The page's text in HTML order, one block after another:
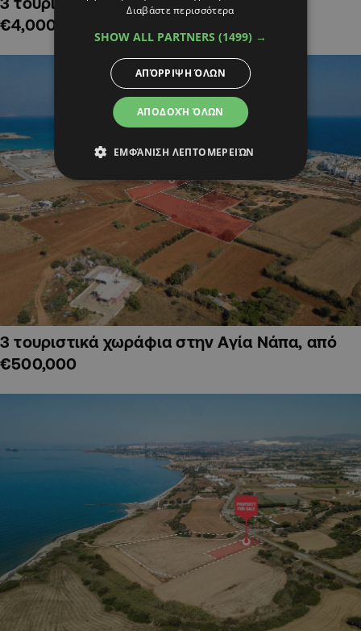
€4,000,000
3 τουριστικά χωράφια στην Αγία Νάπα, από
€500,000
Διαβάστε περισσότερα
SHOW ALL PARTNERS (1499) →
ΑΠΟΔΟΧΉ ΌΛΩΝ
ΑΠΌΡΡΙΨΗ ΌΛΩΝ
ΕΜΦΆΝΙΣΗ ΛΕΠΤΟΜΕΡΕΙΏΝ